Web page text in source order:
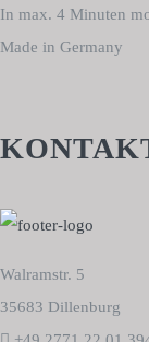
In max. 4 Minuten
Made in Germany
Walramstr. 5
35683 Dillenburg